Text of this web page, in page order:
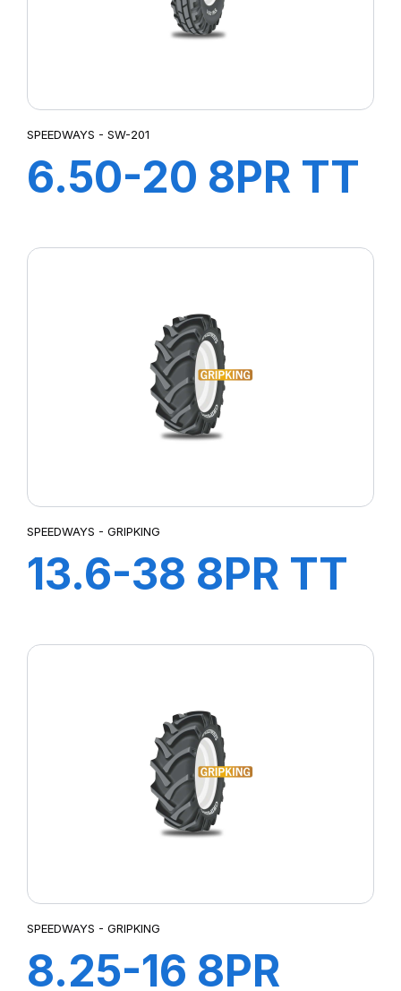
SPEEDWAYS - SW-201
6.50-20 8PR TT
SPEEDWAYS - GRIPKING
13.6-38 8PR TT
SPEEDWAYS - GRIPKING
8.25-16 8PR